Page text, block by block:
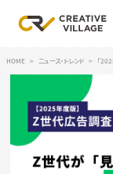
ログイン
RECRUIT
HOME ニュース・トレンド 「